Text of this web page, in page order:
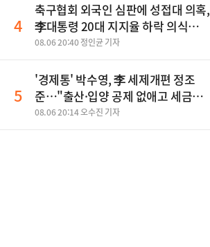
4
축구협회 외국인 심판에 성접대 의혹,
李대통령 20대 지지율 하락 의식했
나, 삼전닉스 올인은 금물, SK하이닉
민석 "과반 승리 가능성 99%" 등
08.06 20:40 정인균 기자
5
'경제통' 박수영, 李 세제개편 정조
준…"출산·입양 공제 없애고 세금폭
탄"
08.06 20:14 오수진 기자